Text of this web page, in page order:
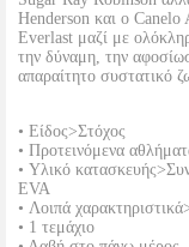
Henderson και ο Canelo
Everlast μαζί με
την δύναμη, την
απαραίτητο συστατικό
• Είδος>Στόχος
• Προτεινόμενα
• Υλικό
EVA
• Λοιπά
• 1 τεμάχιο